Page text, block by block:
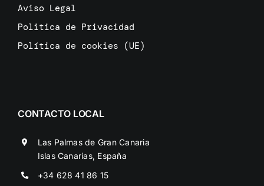
Aviso Legal
Politica de Privacidad
Política de cookies (UE)
CONTACTO LOCAL
Las Palmas de Gran Canaria
Islas Canarias, España
+34 628 41 86 15